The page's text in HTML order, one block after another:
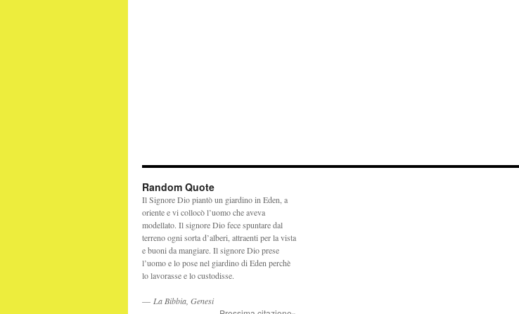
Random Quote
Il Signore Dio piantò un giardino in Eden, a
oriente e vi collocò l’uomo che aveva
modellato. Il signore Dio fece spuntare dal
terreno ogni sorta d’alberi, attraenti per la vista
e buoni da mangiare. Il signore Dio prese
l’uomo e lo pose nel giardino di Eden perchè
lo lavorasse e lo custodisse.
— La Bibbia, Genesi